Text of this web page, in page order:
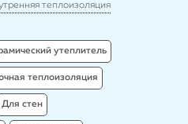
теплоизоляция
утеплитель
теплоизоляция
Для стен